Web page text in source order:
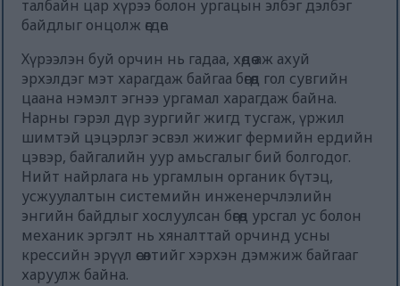
талбайн цар хүрээ болон ургацын элбэг дэлбэг
байдлыг онцолж өгдөг.
Хүрээлэн буй орчин нь гадаа, хөдөө аж ахуй
эрхэлдэг мэт харагдаж байгаа бөгөөд гол сувгийн
цаана нэмэлт эгнээ ургамал харагдаж байна.
Нарны гэрэл дүр зургийг жигд тусгаж, үржил
шимтэй цэцэрлэг эсвэл жижиг фермийн ердийн
цэвэр, байгалийн уур амьсгалыг бий болгодог.
Нийт найрлага нь ургамлын органик бүтэц,
усжуулалтын системийн инженерчлэлийн
энгийн байдлыг хослуулсан бөгөөд урсгал ус болон
механик эргэлт нь хяналттай орчинд усны
крессийн эрүүл өсөлтийг хэрхэн дэмжиж байгааг
харуулж байна.